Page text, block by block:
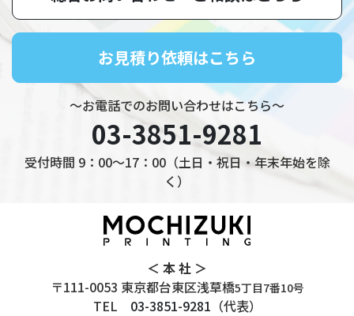
お見積り依頼はこちら
～お電話でのお問い合わせはこちら～
03-3851-9281
受付時間 9：00～17：00（土日・祝日・年末年始を除
く）
＜ 本 社 ＞
〒111-0053 東京都台東区浅草橋5丁目7番10号
TEL 03-3851-9281 （代表）